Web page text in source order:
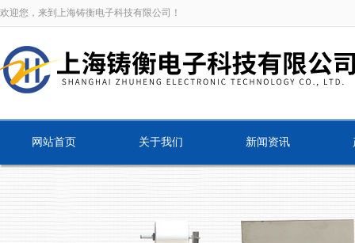
欢迎您，来到上海铸衡电子科技有限公司！
网站首页 关于我们 新闻资讯